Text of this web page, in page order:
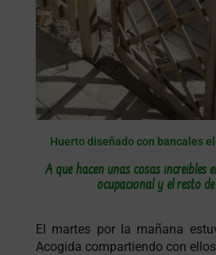
Huerto diseñado con bancales
A que hacen unas cosas increíbles
ocupacional y el resto
El martes por la mañana
Acogida compartiendo con